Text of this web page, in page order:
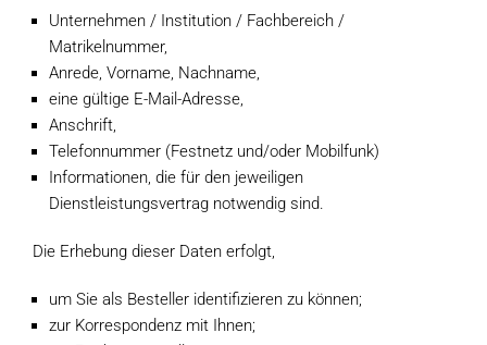
Unternehmen / Institution / Fachbereich /
Matrikelnummer,
Anrede, Vorname, Nachname,
eine gültige E-Mail-Adresse,
Anschrift,
Telefonnummer (Festnetz und/oder Mobilfunk)
Informationen, die für den jeweiligen
Dienstleistungsvertrag notwendig sind.
Die Erhebung dieser Daten erfolgt,
um Sie als Besteller identifizieren zu können;
zur Korrespondenz mit Ihnen;